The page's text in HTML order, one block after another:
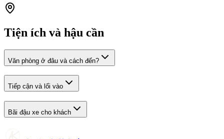
Tiện ích và hậu cần
Văn phòng ở đâu và cách đến?
Tiếp cận và lối vào
Bãi đậu xe cho khách